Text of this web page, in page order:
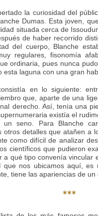
la curiosidad del
Dumas. Esta joven,
situada cerca de
de haber recorrido
del cuerpo, Blanche
regulares, fisonomía
ordinaria, pues nunca
esta laguna con una gran
en lo siguiente:
que, aparte de una
derecho. Así, tenía una
existía el
seno. Para Blanche
otros detalles que atañen a
como difícil de analizar
científicos que pudieron
a qué tipo convenía vincular
nos ubicamos aquí, es
tiene las apariencias de un
***